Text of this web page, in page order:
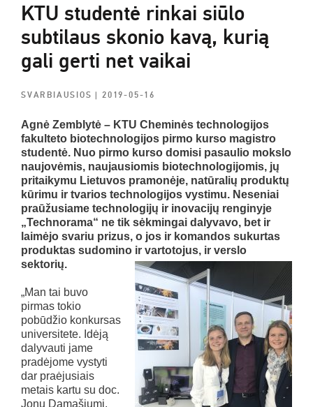
KTU studentė rinkai siūlo
subtilaus skonio kavą, kurią
gali gerti net vaikai
SVARBIAUSIOS | 2019-05-16
Agnė Zemblytė – KTU Cheminės technologijos
fakulteto biotechnologijos pirmo kurso magistro
studentė. Nuo pirmo kurso domisi pasaulio mokslo
naujovėmis, naujausiomis biotechnologijomis, jų
pritaikymu Lietuvos pramonėje, natūralių produktų
kūrimu ir tvarios technologijos vystimu. Neseniai
praūžusiame technologijų ir inovacijų renginyje
„Technorama“ ne tik sėkmingai dalyvavo, bet ir
laimėjo svariu prizus, o jos ir komandos sukurtas
produktas sudomino ir vartotojus, ir verslo
sektorių.
„Man tai buvo
pirmas tokio
pobūdžio konkursas
universitete. Idėją
dalyvauti jame
pradėjome vystyti
dar praėjusiais
metais kartu su doc.
Jonu Damašiumi.